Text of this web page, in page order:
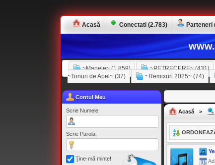
Acasă Conectati (2.783) Parteneri
~Manele~ (1.859) ~PETRECERE~ (431)
~Tonuri de Apel~ (37)
~Remixuri 2025~ (74)
Contul Meu
Scrie Numele:
Scrie Parola:
Ţine-mă minte!
Acasă >